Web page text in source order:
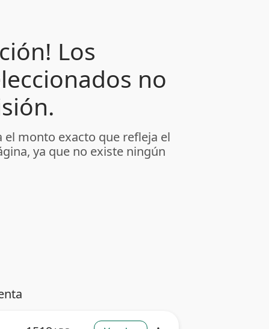
Los
no
el monto exacto que refleja el
ya que no existe ningún